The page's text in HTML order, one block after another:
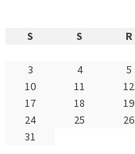
S
S R
3
4 5
10
11 12
17
18 19
24
25 26
31